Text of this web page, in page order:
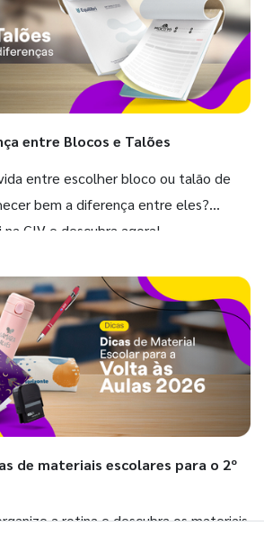
entre Blocos e Talões
entre escolher bloco ou talão de
bem a diferença entre eles?
GIV e descubra agora!
de materiais escolares para o 2º
a rotina e descubra os materiais